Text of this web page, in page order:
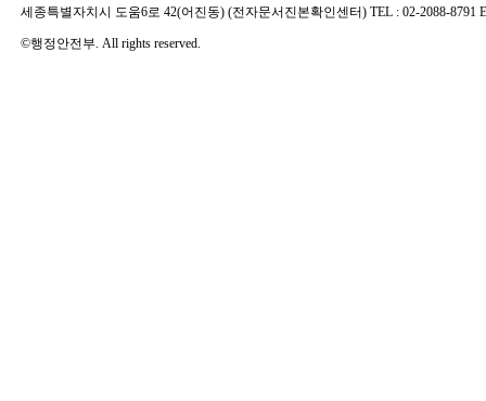
세종특별자치시 도움6로 42(어진동) (전자문서진본확인센터) TEL : 02-2088-8791
©행정안전부. All rights reserved.